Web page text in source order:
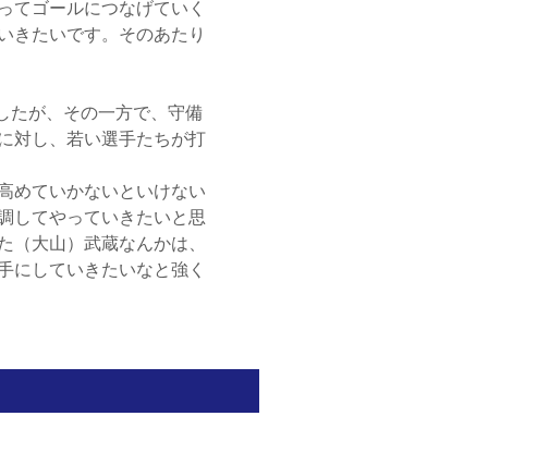
てゴールにつなげていく
きたいです。そのあたり
たが、その一方で、守備
対し、若い選手たちが打
めていかないといけない
してやっていきたいと思
大山）武蔵なんかは、
にしていきたいなと強く